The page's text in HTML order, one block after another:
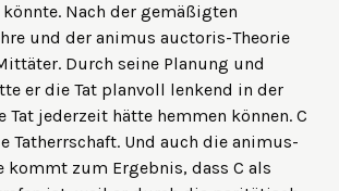
Nach der gemäßigten
und der animus auctoris-Theorie
Durch seine Planung und
er die Tat planvoll lenkend in der
Tat jederzeit hätte hemmen können. C
Tatherrschaft. Und auch die animus-
kommt zum Ergebnis, dass C als